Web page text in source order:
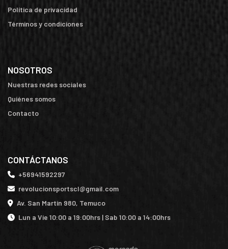
Política de privacidad
Términos y condiciones
NOSOTROS
Nuestras redes sociales
Quiénes somos
Contacto
CONTÁCTANOS
+56941592297
revolucionsportscl@gmail.com
Av. San Martín 980, Temuco
Lun a Vie 10:00 a 19:00hrs | Sab 10:00 a 14:00hrs